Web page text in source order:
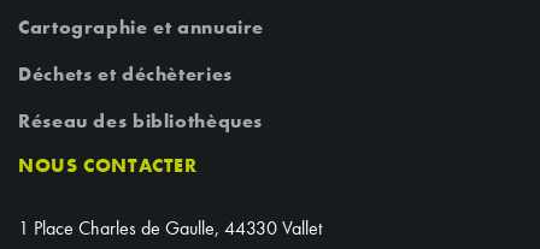
Cartographie et annuaire
Déchets et déchèteries
Réseau des bibliothèques
NOUS CONTACTER
1 Place Charles de Gaulle, 44330 Vallet